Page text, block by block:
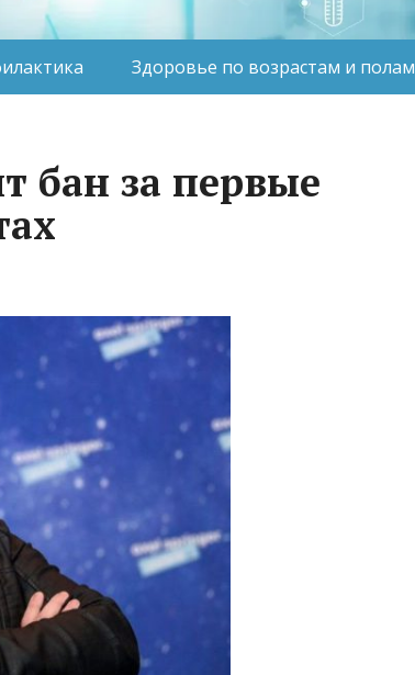
Здоровье по возрастам и полам
бан за первые